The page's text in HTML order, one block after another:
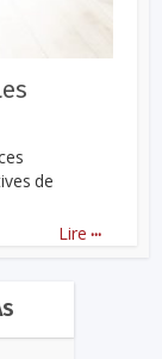
de
Lire ...